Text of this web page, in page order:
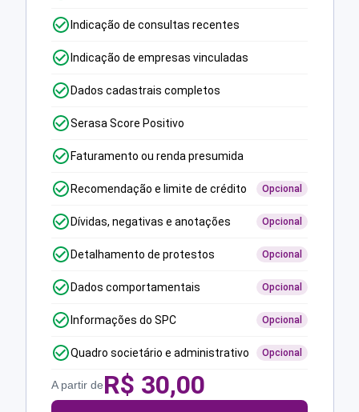
Indicação de consultas recentes
Indicação de empresas vinculadas
Dados cadastrais completos
Serasa Score Positivo
Faturamento ou renda presumida
Recomendação e limite de crédito Opcional
Dívidas, negativas e anotações Opcional
Detalhamento de protestos Opcional
Dados comportamentais Opcional
Informações do SPC Opcional
Quadro societário e administrativo Opcional
A partir deR$ 30,00